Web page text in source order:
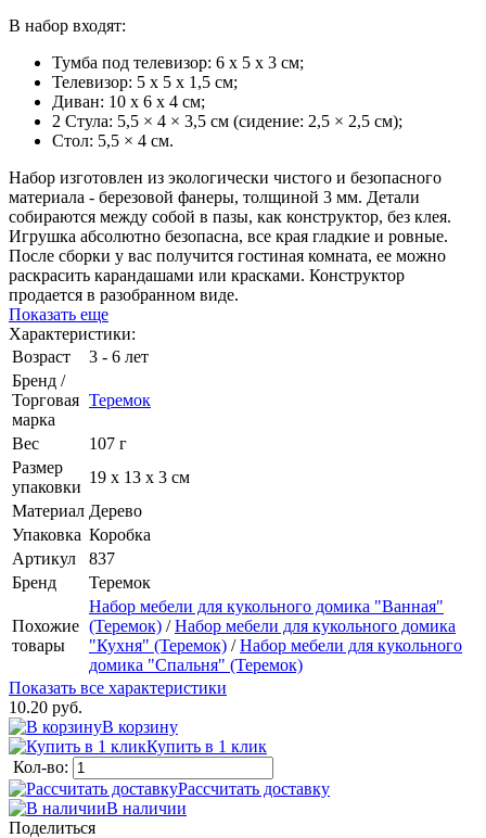
В набор входят:
Тумба под телевизор: 6 х 5 х 3 см;
Телевизор: 5 х 5 х 1,5 см;
Диван: 10 х 6 х 4 см;
2 Стула: 5,5 × 4 × 3,5 см (сидение: 2,5 × 2,5 см);
Стол: 5,5 × 4 см.
Набор изготовлен из экологически чистого и безопасного
материала - березовой фанеры, толщиной 3 мм. Детали
собираются между собой в пазы, как конструктор, без клея.
Игрушка абсолютно безопасна, все края гладкие и ровные.
После сборки у вас получится гостиная комната, ее можно
раскрасить карандашами или красками. Конструктор
продается в разобранном виде.
Показать еще
Характеристики:
Возраст
3 - 6 лет
Бренд /
Торговая
марка
Теремок
Вес
107 г
Размер
упаковки
19 х 13 х 3 см
Материал Дерево
Упаковка Коробка
Артикул
837
Бренд
Теремок
Похожие
товары
Набор мебели для кукольного домика "Ванная"
(Теремок) /Набор мебели для кукольного домика
"Кухня" (Теремок) /Набор мебели для кукольного
домика "Спальня" (Теремок)
Показать все характеристики
10.20 руб.
В корзину
Купить в 1 клик
Кол-во:
Рассчитать доставку
В наличии
Поделиться